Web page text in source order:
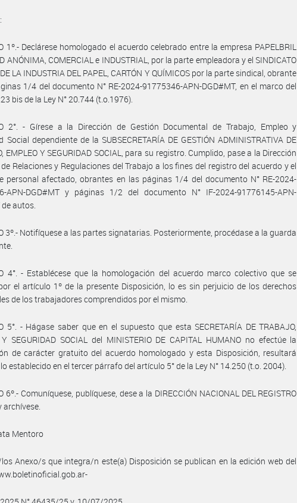
1º.- Declárese homologado el acuerdo celebrado entre la empresa PAPELBRIL
ANÓNIMA, COMERCIAL e INDUSTRIAL, por la parte empleadora y el SINDICATO
LA INDUSTRIA DEL PAPEL, CARTÓN Y QUÍMICOS por la parte sindical, obrante
1/4 del documento N° RE-2024-91775346-APN-DGD#MT, en el marco del
bis de la Ley N° 20.744 (t.o.1976).
2°. - Gírese a la Dirección de Gestión Documental de Trabajo, Empleo y
Social dependiente de la SUBSECRETARÍA DE GESTIÓN ADMINISTRATIVA DE
EMPLEO Y SEGURIDAD SOCIAL, para su registro. Cumplido, pase a la Dirección
Relaciones y Regulaciones del Trabajo a los fines del registro del acuerdo y el
personal afectado, obrantes en las páginas 1/4 del documento N° RE-2024-
APN-DGD#MT y páginas 1/2 del documento N° IF-2024-91776145-APN-
autos.
3º.- Notifíquese a las partes signatarias. Posteriormente, procédase a la guarda
4°. - Establécese que la homologación del acuerdo marco colectivo que se
el artículo 1º de la presente Disposición, lo es sin perjuicio de los derechos
de los trabajadores comprendidos por el mismo.
5°. - Hágase saber que en el supuesto que esta SECRETARÍA DE TRABAJO,
Y SEGURIDAD SOCIAL del MINISTERIO DE CAPITAL HUMANO no efectúe la
de carácter gratuito del acuerdo homologado y esta Disposición, resultará
establecido en el tercer párrafo del artículo 5° de la Ley N° 14.250 (t.o. 2004).
6º.- Comuníquese, publíquese, dese a la DIRECCIÓN NACIONAL DEL REGISTRO
archívese.
Mentoro
los Anexo/s que integra/n este(a) Disposición se publican en la edición web del